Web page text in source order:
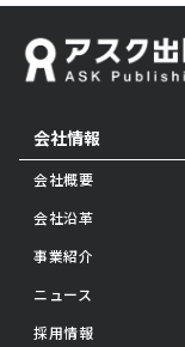
会社情報
会社概要
会社沿革
事業紹介
ニュース
採用情報